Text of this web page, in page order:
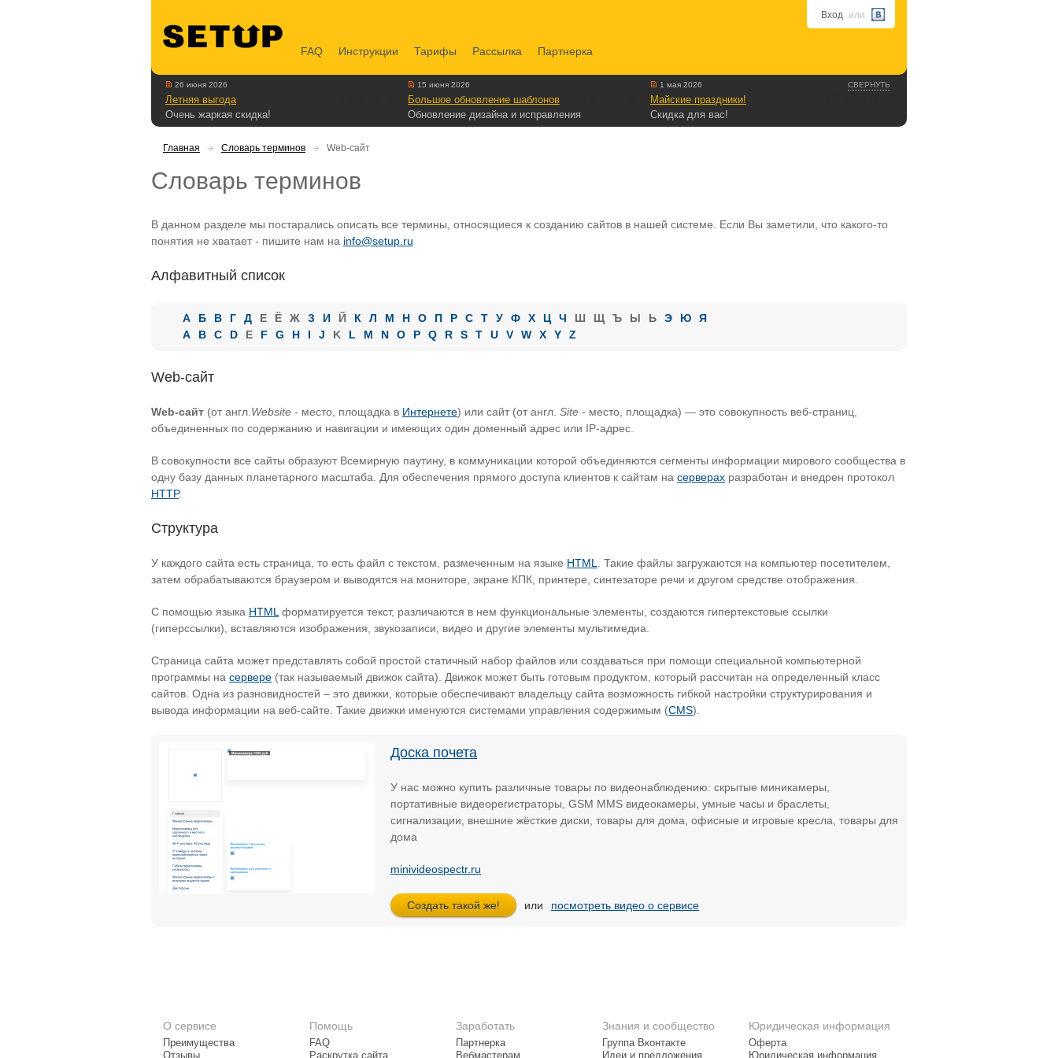
Вход или
FAQ Инструкции Тарифы Рассылка Партнерка
СВЕРНУТЬ
26 июня 2026
Летняя выгода
Очень жаркая скидка!
15 июня 2026
Большое обновление шаблонов
Обновление дизайна и исправления
1 мая 2026
Майские праздники!
Скидка для вас!
Главная Словарь терминов Web-сайт
Словарь терминов
В данном разделе мы постарались описать все термины, относящиеся к созданию сайтов в нашей системе. Если Вы заметили, что какого-то
понятия не хватает - пишите нам на info@setup.ru
Алфавитный список
А Б В Г Д Е Ё Ж З И Й К Л М Н О П Р С Т У Ф Х Ц Ч Ш Щ Ъ Ы Ь Э Ю
Я
A
B C D E F G H I J K L M N O P Q R S T U V W X Y Z
Web-сайт
Web-сайт (от англ. Website - место, площадка в Интернете) или сайт (от англ. Site - место, площадка) — это совокупность веб-страниц,
объединенных по содержанию и навигации и имеющих один доменный адрес или IP-адрес.
В совокупности все сайты образуют Всемирную паутину, в коммуникации которой объединяются сегменты информации мирового сообщества в
одну базу данных планетарного масштаба. Для обеспечения прямого доступа клиентов к сайтам на серверах разработан и внедрен протокол
HTTP.
Структура
У каждого сайта есть страница, то есть файл с текстом, размеченным на языке HTML
. Такие файлы загружаются на компьютер посетителем,
затем обрабатываются браузером и выводятся на мониторе, экране КПК, принтере, синтезаторе речи и другом средстве отображения.
С помощью языка HTML форматируется текст, различаются в нем функциональные элементы, создаются гипертекстовые ссылки
(гиперссылки), вставляются изображения, звукозаписи, видео и другие элементы мультимедиа.
Страница сайта может представлять собой простой статичный набор файлов или создаваться при помощи специальной компьютерной
программы на сервере (так называемый движок сайта). Движок может быть готовым продуктом, который рассчитан на определенный класс
сайтов. Одна из разновидностей – это движки, которые обеспечивают владельцу сайта возможность гибкой настройки структурирования и
вывода информации на веб-сайте. Такие движки именуются системами управления содержимым (CMS).
Доска почета
У нас можно купить различные товары по видеонаблюдению: скрытые миникамеры,
портативные видеорегистраторы, GSM MMS видеокамеры, умные часы и браслеты,
сигнализации, внешние жёсткие диски, товары для дома, офисные и игровые кресла, товары для
дома
minivideospectr.ru
или посмотреть видео о сервисе
О сервисе
Преимущества
Отзывы
Помощь
FAQ
Раскрутка сайта
Заработать
Партнерка
Вебмастерам
Знания и сообщество
Группа Вконтакте
Идеи и предложения
Юридическая информация
Оферта
Юридическая информация